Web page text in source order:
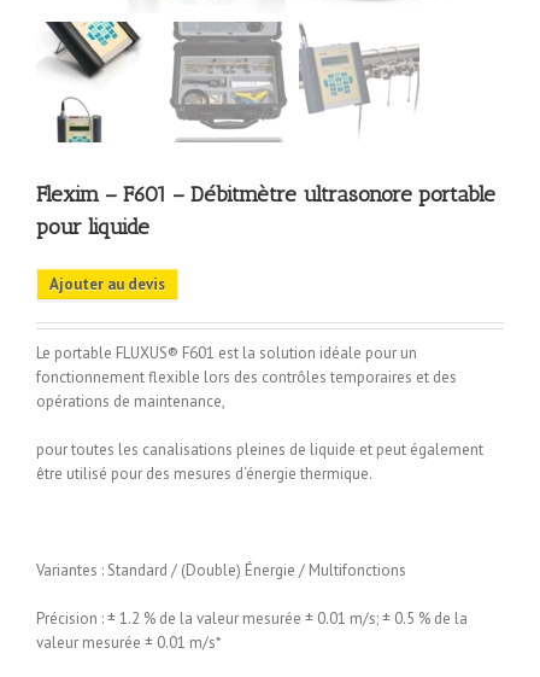
Flexim – F601 – Débitmètre ultrasonore portable
pour liquide
Ajouter au devis
Le portable FLUXUS® F601 est la solution idéale pour un
fonctionnement flexible lors des contrôles temporaires et des
opérations de maintenance,
pour toutes les canalisations pleines de liquide et peut également
être utilisé pour des mesures d‘énergie thermique.
Variantes : Standard / (Double) Énergie / Multifonctions
Précision : ± 1.2 % de la valeur mesurée ± 0.01 m/s; ± 0.5 % de la
valeur mesurée ± 0.01 m/s*